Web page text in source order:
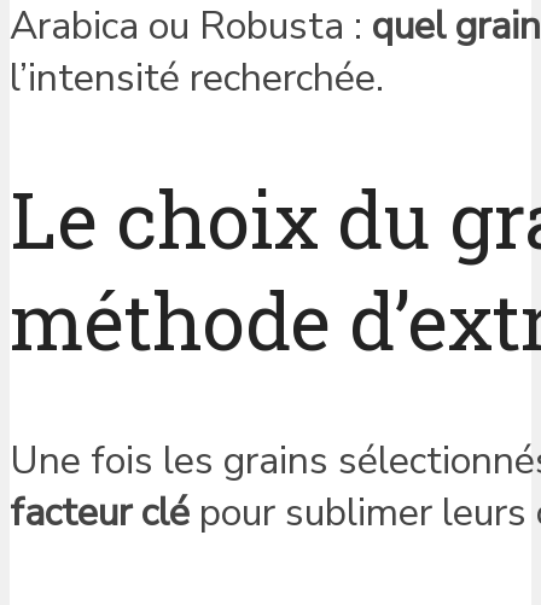
Arabica ou Robusta : quel
l’intensité recherchée.
Le choix du
méthode
Une fois les grains
facteur clé pour sublimer